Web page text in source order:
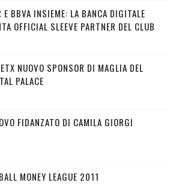
E BBVA INSIEME: LA BANCA DIGITALE
OFFICIAL SLEEVE PARTNER DEL CLUB
NUOVO SPONSOR DI MAGLIA DEL
PALACE
FIDANZATO DI CAMILA GIORGI
MONEY LEAGUE 2011